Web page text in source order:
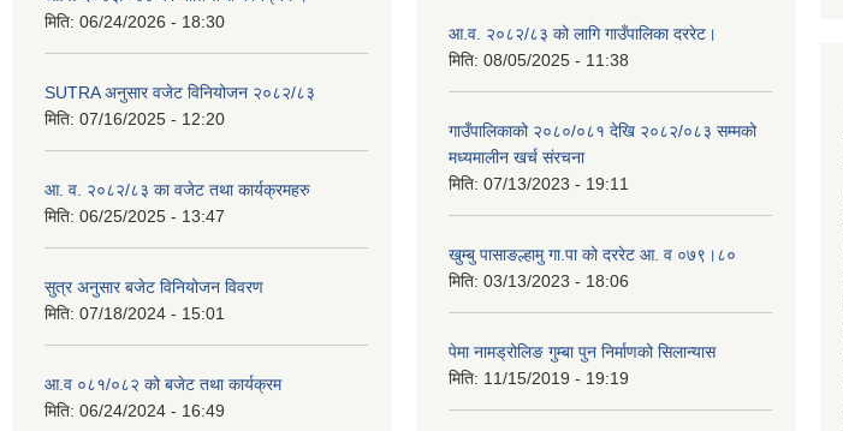
मिति: 06/24/2026 - 18:30
SUTRA अनुसार वजेट विनियोजन २०८२/८३
मिति: 07/16/2025 - 12:20
आ. व. २०८२/८३ का वजेट तथा कार्यक्रमहरु
मिति: 06/25/2025 - 13:47
सुत्र अनुसार बजेट विनियोजन विवरण
मिति: 07/18/2024 - 15:01
आ.व ०८१/०८२ को बजेट तथा कार्यक्रम
मिति: 06/24/2024 - 16:49
आ.व. २०८२/८३ को लागि गाउँपालिका दररेट।
मिति: 08/05/2025 - 11:38
गाउँपालिकाको २०८०/०८१ देखि २०८२/०८३ सम्मको
मध्यमालीन खर्च संरचना
मिति: 07/13/2023 - 19:11
खुम्बु पासाङल्हामु गा.पा को दररेट आ. व ०७९।८०
मिति: 03/13/2023 - 18:06
पेमा नामड्रोलिङ गुम्बा पुन निर्माणको सिलान्यास
मिति: 11/15/2019 - 19:19